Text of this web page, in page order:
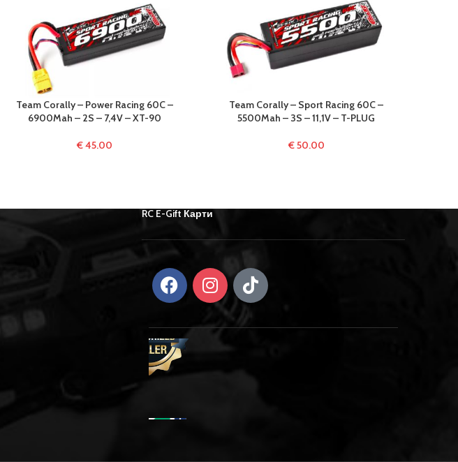
Team Corally – Power Racing 60C –
6900Mah – 2S – 7,4V – XT-90
€45.00
Team Corally – Sport Racing 60C –
5500Mah – 3S – 11,1V – T-PLUG
€50.00
RC E-Gift Карти